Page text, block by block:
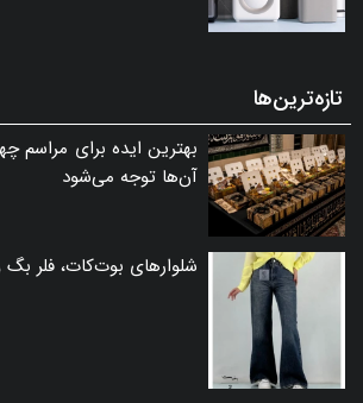
تازه‌ترین‌ها
بهترین ایده برای مراسم
آن‌ها توجه می‌شود
شلوارهای بوت‌کات، فلر